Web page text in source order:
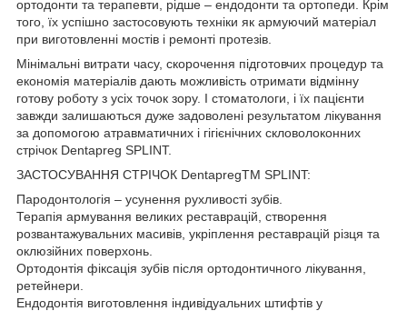
ортодонти та терапевти, рідше – ендодонти та ортопеди. Крім
того, їх успішно застосовують техніки як армуючий матеріал
при виготовленні мостів і ремонті протезів.
Мінімальні витрати часу, скорочення підготовчих процедур та
економія матеріалів дають можливість отримати відмінну
готову роботу з усіх точок зору. І стоматологи, і їх пацієнти
завжди залишаються дуже задоволені результатом лікування
за допомогою атравматичних і гігієнічних скловолоконних
стрічок Dentapreg SPLINT.
ЗАСТОСУВАННЯ СТРІЧОК DentapregTM SPLINT:
Пародонтологія – усунення рухливості зубів.
Терапія армування великих реставрацій, створення
розвантажувальних масивів, укріплення реставрацій різця та
оклюзійних поверхонь.
Ортодонтія фіксація зубів після ортодонтичного лікування,
ретейнери.
Ендодонтія виготовлення індивідуальних штифтів у